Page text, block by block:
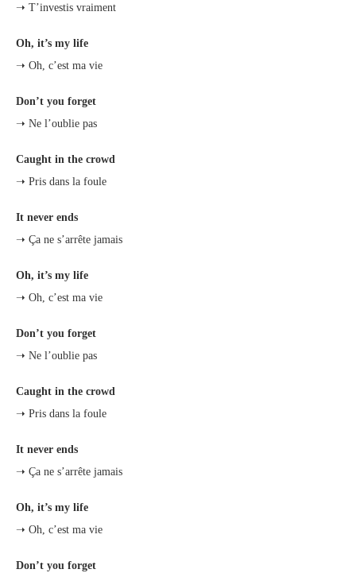
➝ T’investis vraiment
Oh, it’s my life
➝ Oh, c’est ma vie
Don’t you forget
➝ Ne l’oublie pas
Caught in the crowd
➝ Pris dans la foule
It never ends
➝ Ça ne s’arrête jamais
Oh, it’s my life
➝ Oh, c’est ma vie
Don’t you forget
➝ Ne l’oublie pas
Caught in the crowd
➝ Pris dans la foule
It never ends
➝ Ça ne s’arrête jamais
Oh, it’s my life
➝ Oh, c’est ma vie
Don’t you forget